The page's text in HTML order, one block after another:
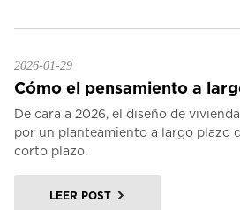
2026-01-29
Cómo el pensamiento a
De cara a 2026, el diseño de
por un planteamiento a largo plazo
corto plazo.
LEER POST